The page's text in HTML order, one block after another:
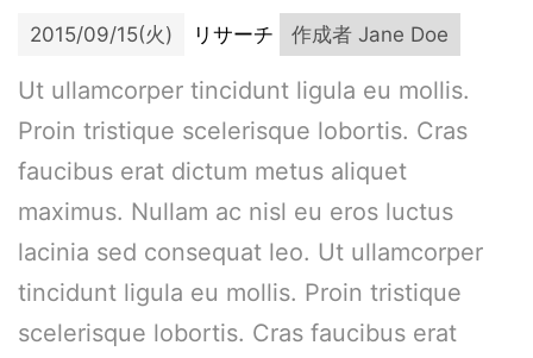
2015/09/15(火) リサーチ 作成者 Jane Doe
Ut ullamcorper tincidunt ligula eu mollis.
Proin tristique scelerisque lobortis. Cras
faucibus erat dictum metus aliquet
maximus. Nullam ac nisl eu eros luctus
lacinia sed consequat leo. Ut ullamcorper
tincidunt ligula eu mollis. Proin tristique
scelerisque lobortis. Cras faucibus erat